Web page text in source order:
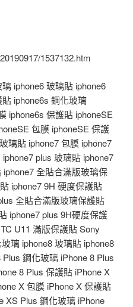
1537132.htm
iphone6 玻璃貼 iphone6
iphone6s 鋼化玻璃
iphone6s 保護貼 iphoneSE
包膜 iphoneSE 保護
璃貼 iphone7 包膜 iphone7
plus 玻璃貼 iphone7
全貼合滿版玻璃保
iphone7 9H 硬度保護貼
全貼合滿版玻璃保護貼
iphone7 plus 9H硬度保護
U11 滿版保護貼 Sony
璃 iphone8 玻璃貼 iphone8
鋼化玻璃 iPhone 8 Plus
8 Plus 保護貼 iPhone X
X 包膜 iPhone X 保護貼
XS Plus 鋼化玻璃 iPhone